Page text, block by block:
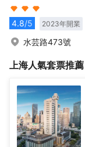
4.8/5 2023年開業
水芸路473號
上海人氣套票推薦